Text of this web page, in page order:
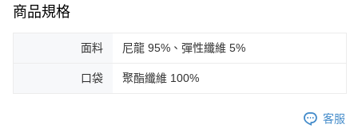
商品規格
面料 尼龍 95%、彈性纖維 5%
口袋 聚酯纖維 100%
客服